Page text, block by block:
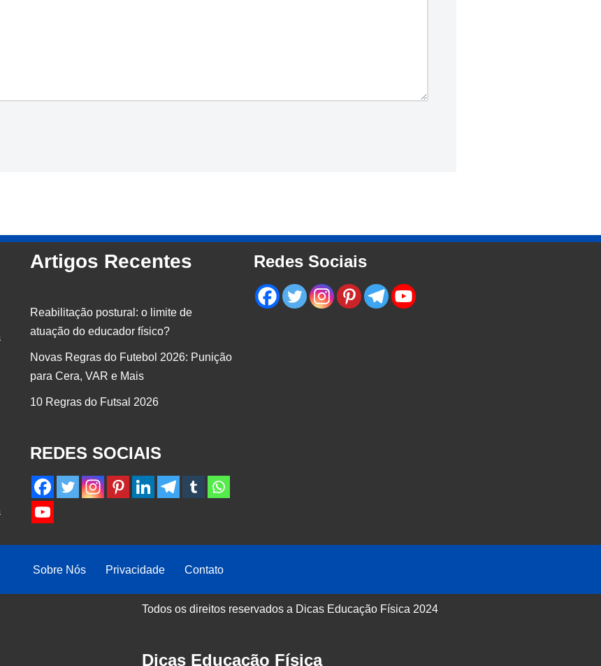
Artigos Recentes
Reabilitação postural: o limite de
atuação do educador físico?
Novas Regras do Futebol 2026: Punição
para Cera, VAR e Mais
10 Regras do Futsal 2026
REDES SOCIAIS
Redes Sociais
Sobre Nós Privacidade Contato
Todos os direitos reservados a Dicas Educação Física 2024
Dicas Educação Física